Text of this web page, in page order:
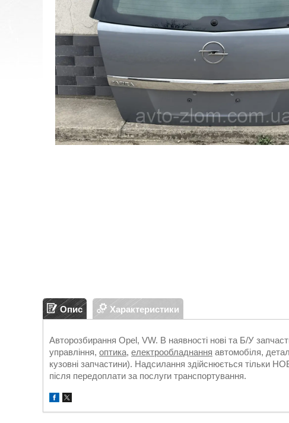
Опис Характеристики
Авторозбирання Opel, VW. В наявності нові та Б/У
управління, оптика, електрообладнання автомобіля,
кузовні запчастини). Надсилання здійснюється
після передоплати за послуги транспортування.